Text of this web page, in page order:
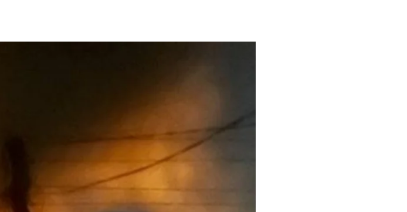
активно использовали для
в районе Новосветловки, также